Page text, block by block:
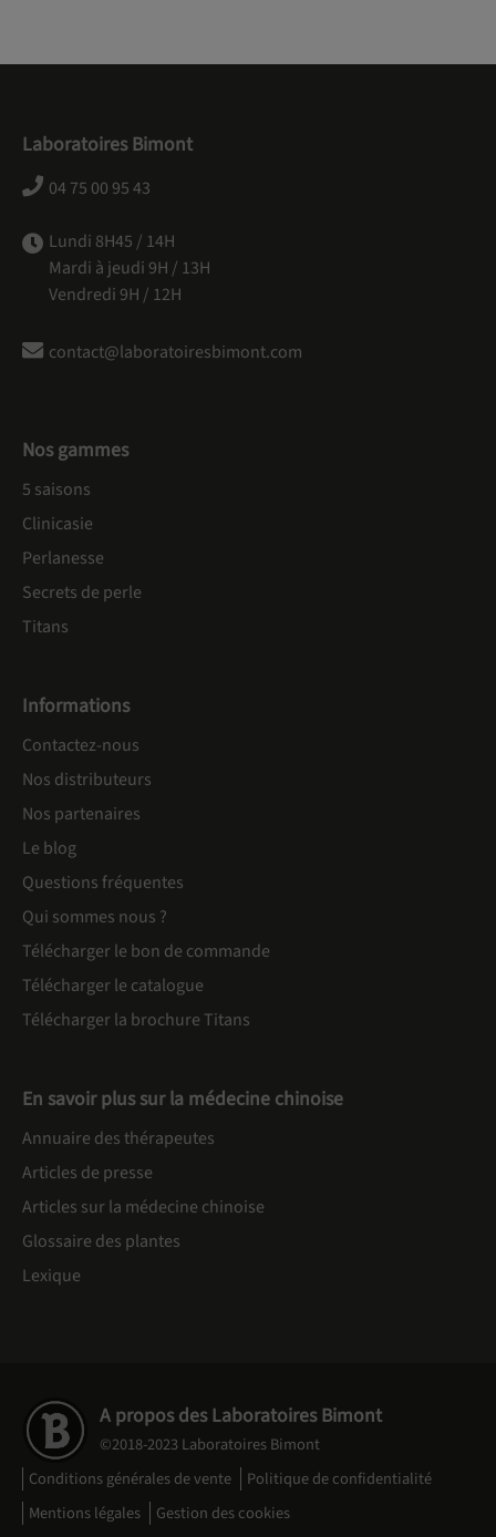
Laboratoires Bimont
04 75 00 95 43
Lundi 8H45 / 14H
Mardi à jeudi 9H / 13H
Vendredi 9H / 12H
contact@laboratoiresbimont.com
Nos gammes
5 saisons
Clinicasie
Perlanesse
Secrets de perle
Titans
Informations
Contactez-nous
Nos distributeurs
Nos partenaires
Le blog
Questions fréquentes
Qui sommes nous ?
Télécharger le bon de commande
Télécharger le catalogue
Télécharger la brochure Titans
En savoir plus sur la médecine chinoise
Annuaire des thérapeutes
Articles de presse
Articles sur la médecine chinoise
Glossaire des plantes
Lexique
A propos des Laboratoires Bimont
©2018-2023 Laboratoires Bimont
Conditions générales de vente
Politique de confidentialité
Mentions légales
Gestion des cookies